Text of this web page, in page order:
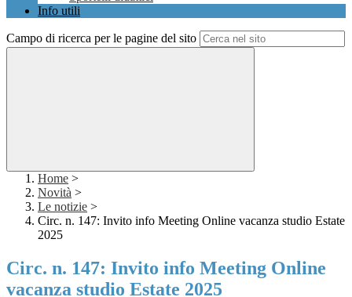
Info utili
Campo di ricerca per le pagine del sito
Home >
Novità >
Le notizie >
Circ. n. 147: Invito info Meeting Online vacanza studio Estate
2025
Circ. n. 147: Invito info Meeting Online
vacanza studio Estate 2025